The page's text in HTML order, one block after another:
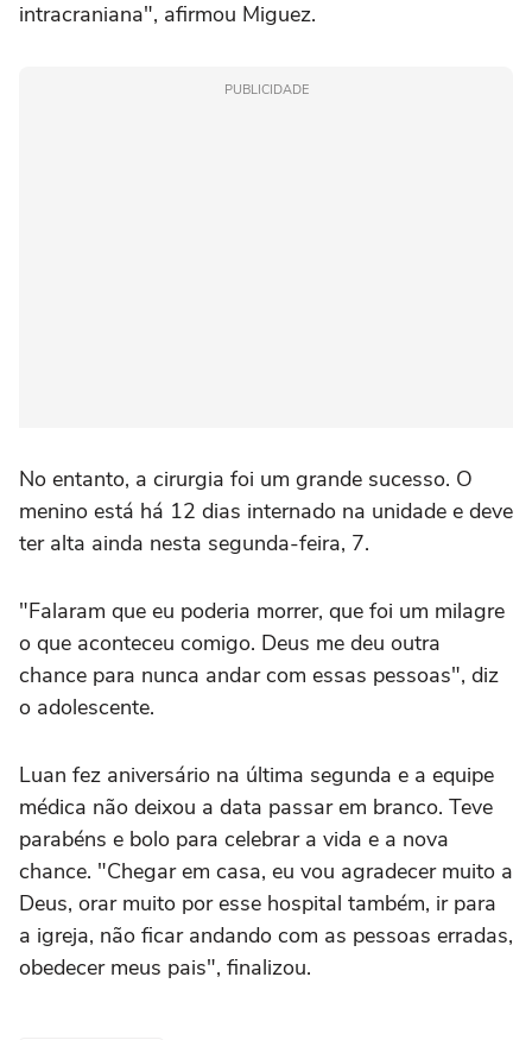
intracraniana", afirmou Miguez.
PUBLICIDADE
No entanto, a cirurgia foi um grande sucesso. O
menino está há 12 dias internado na unidade e deve
ter alta ainda nesta segunda-feira, 7.
"Falaram que eu poderia morrer, que foi um milagre
o que aconteceu comigo. Deus me deu outra
chance para nunca andar com essas pessoas", diz
o adolescente.
Luan fez aniversário na última segunda e a equipe
médica não deixou a data passar em branco. Teve
parabéns e bolo para celebrar a vida e a nova
chance. "Chegar em casa, eu vou agradecer muito a
Deus, orar muito por esse hospital também, ir para
a igreja, não ficar andando com as pessoas erradas,
obedecer meus pais", finalizou.